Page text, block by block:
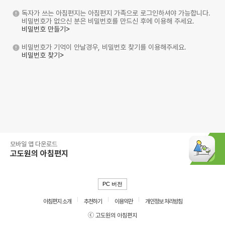
독자가 쓰는 아침편지는 아침편지 가족으로 로그인하셔야 가능합니다.
비밀번호가 없으신 분은 비밀번호를 만드신 후에 이용해 주세요.
비밀번호 만들기>
비밀번호가 기억이 안날경우, 비밀번호 찾기를 이용해주세요.
비밀번호 찾기>
모바일 앱 다운로드
고도원의 아침편지
PC 버전
아침편지 소개 추천하기 이용약관
개인정보 처리방침
ⓒ 고도원의 아침편지